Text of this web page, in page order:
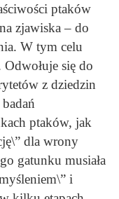
ptaków
zjawiska – do
W tym celu
Odwołuje się do
z dziedzin
ptaków, jak
dla wrony
gatunku musiała
i